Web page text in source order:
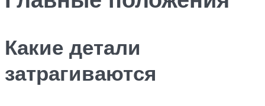
Какие детали
затрагиваются